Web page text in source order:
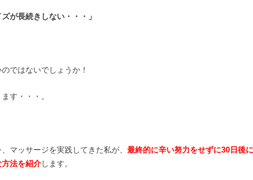
が長続きしない・・・」
ではないでしょうか！
す・・・。
マッサージを実践してきた私が、 最終的に辛い努力をせずに30日後
方法を紹介します。